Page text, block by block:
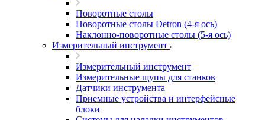
Поворотные столы
Поворотные столы Detron (4-я ось)
Наклонно-поворотные столы (5-я ось)
Измерительный инструмент
Измерительный инструмент
Измерительные щупы для станков
Датчики инструмента
Приемные устройства и интерфейсные
блоки